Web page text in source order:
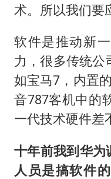
术。所以我们要
软件是推动新
力，很多传统
如宝马7，内置
音787客机中的
一代技术硬件差
十年前我到华为
人员是搞软件